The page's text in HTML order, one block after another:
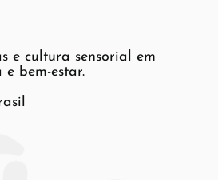
e cultura sensorial em
bem-estar.